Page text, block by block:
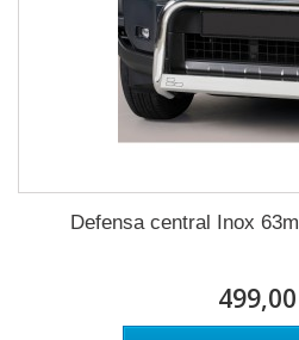
Defensa central Inox